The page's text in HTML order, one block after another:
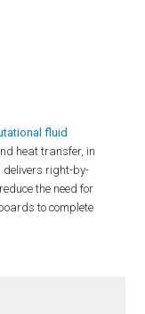
fluid
heat transfer, in
delivers right-by-
the need for
to complete